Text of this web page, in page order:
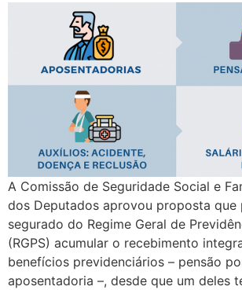
A Comissão de Seguridade Social e
dos Deputados aprovou proposta que
segurado do Regime Geral de
(RGPS) acumular o recebimento
benefícios previdenciários – pensão
aposentadoria –, desde que um deles